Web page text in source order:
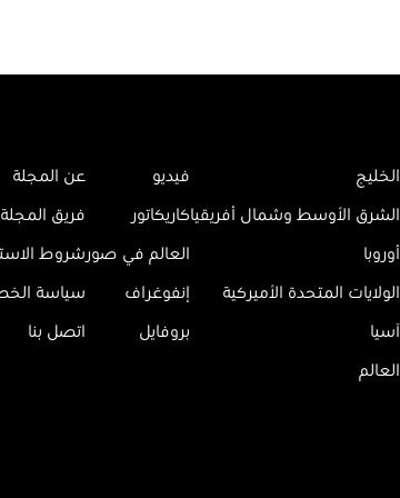
الخليج
الشرق الأوسط وشمال أفريقيا
أوروبا
الولايات المتحدة الأميركية
آسيا
العالم
فيديو
كاريكاتور
العالم في صور
إنفوغراف
بروفايل
عن المجلة
فريق المجلة
شروط
سياسة
اتصل بنا